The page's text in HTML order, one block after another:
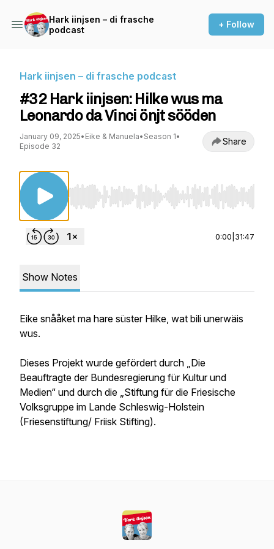
Hark iinjsen – di frasche
podcast
+ Follow
Hark iinjsen – di frasche podcast
#32 Hark iinjsen: Hilke wus ma
Leonardo da Vinci önjt sööden
January 09, 2025• Eike & Manuela• Season 1•
Episode 32
Share
Use Left/Right to seek, Home/End to jump to
0:00 31:47
Show Notes
Eike snååket ma hare süster Hilke, wat bili unerwäis
wus.
Dieses Projekt wurde gefördert durch „Die
Beauftragte der Bundesregierung für Kultur und
Medien“ und durch die „Stiftung für die Friesische
Volksgruppe im Lande Schleswig-Holstein
(Friesenstiftung/ Friisk Stifting).